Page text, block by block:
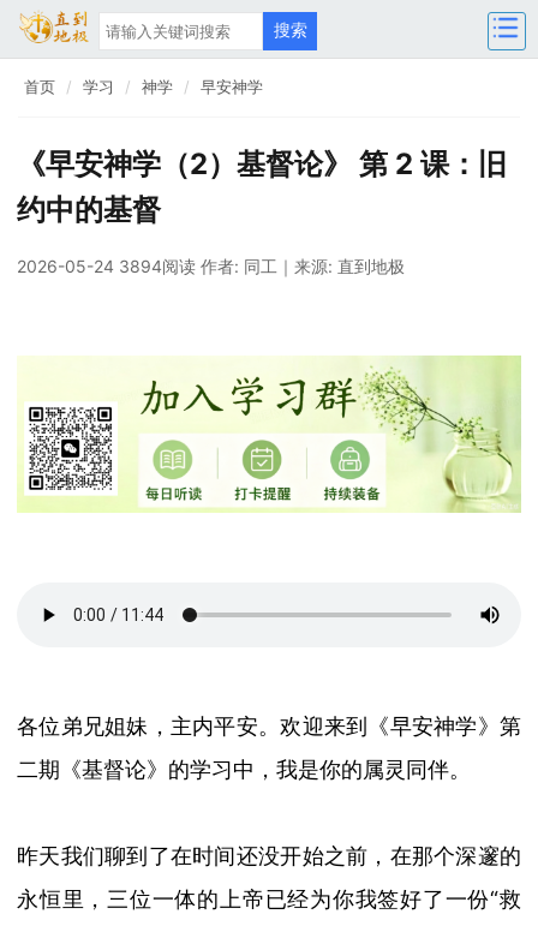
首页 学习 神学 早安神学
《早安神学（2）基督论》 第 2 课：旧
约中的基督
2026-05-24 3894阅读 作者: 同工 ｜来源: 直到地极
各位弟兄姐妹，主内平安。欢迎来到《早安神学》 第
二期《基督论》的学习中 ，我是你的属灵同伴。
昨天我们聊到了在时间还没开始之前，在那个深邃的
永恒里，三位一体的上帝已经为你我签好了一份“救